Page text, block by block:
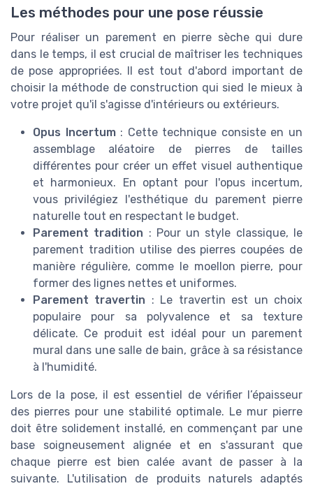
Les méthodes pour une pose réussie
Pour réaliser un parement en pierre sèche qui dure
dans le temps, il est crucial de maîtriser les techniques
de pose appropriées. Il est tout d'abord important de
choisir la méthode de construction qui sied le mieux à
votre projet qu'il s'agisse d'intérieurs ou extérieurs.
Opus Incertum: Cette technique consiste en un
assemblage aléatoire de pierres de tailles
différentes pour créer un effet visuel authentique
et harmonieux. En optant pour l'opus incertum,
vous privilégiez l'esthétique du parement pierre
naturelle tout en respectant le budget.
Parement tradition : Pour un style classique, le
parement tradition utilise des pierres coupées de
manière régulière, comme le moellon pierre, pour
former des lignes nettes et uniformes.
Parement travertin : Le travertin est un choix
populaire pour sa polyvalence et sa texture
délicate. Ce produit est idéal pour un parement
mural dans une salle de bain, grâce à sa résistance
à l'humidité.
Lors de la pose, il est essentiel de vérifier l’épaisseur
des pierres pour une stabilité optimale. Le mur pierre
doit être solidement installé, en commençant par une
base soigneusement alignée et en s'assurant que
chaque pierre est bien calée avant de passer à la
suivante. L'utilisation de produits naturels adaptés